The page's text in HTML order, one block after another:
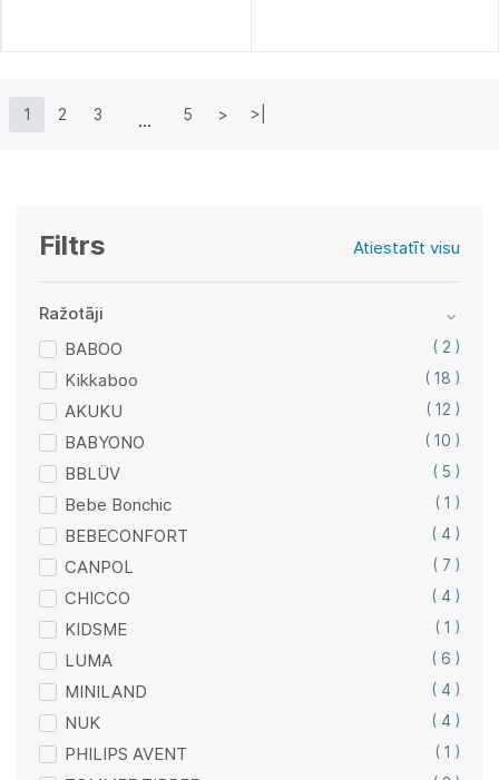
Filtrs Atiestatīt visu
Ražotāji
BABOO
( 2 )
Kikkaboo ( 18 )
AKUKU ( 12 )
BABYONO ( 10 )
BBLÜV ( 5 )
Bebe Bonchic ( 1 )
BEBECONFORT ( 4 )
CANPOL ( 7 )
CHICCO ( 4 )
KIDSME ( 1 )
LUMA ( 6 )
MINILAND ( 4 )
NUK ( 4 )
PHILIPS AVENT ( 1 )
1 2 3 5 > >|